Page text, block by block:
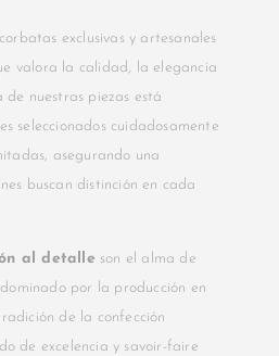
exclusivas y artesanales
valora la calidad, la elegancia
nuestras piezas está
seleccionados cuidadosamente
asegurando una
buscan distinción en cada
al detalle son el alma de
por la producción en
de la confección
de excelencia y savoir-faire